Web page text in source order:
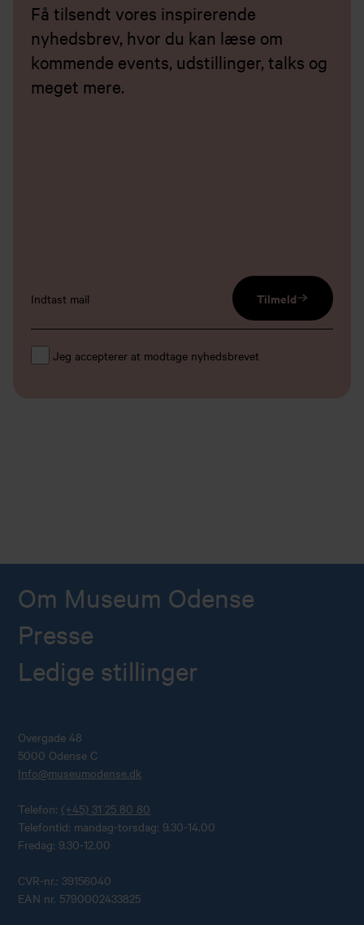
Få tilsendt vores inspirerende
nyhedsbrev, hvor du kan læse om
kommende events, udstillinger, talks og
meget mere.
email input Tilmeld
Jeg accepterer at modtage nyhedsbrevet
Om Museum Odense
Presse
Ledige stillinger
Overgade 48
5000 Odense C
Info@museumodense.dk
Telefon: (+45) 31 25 80 80
Telefontid: mandag-torsdag: 9.30-14.00
Fredag: 9.30-12.00
CVR-nr.: 39156040
EAN nr. 5790002433825